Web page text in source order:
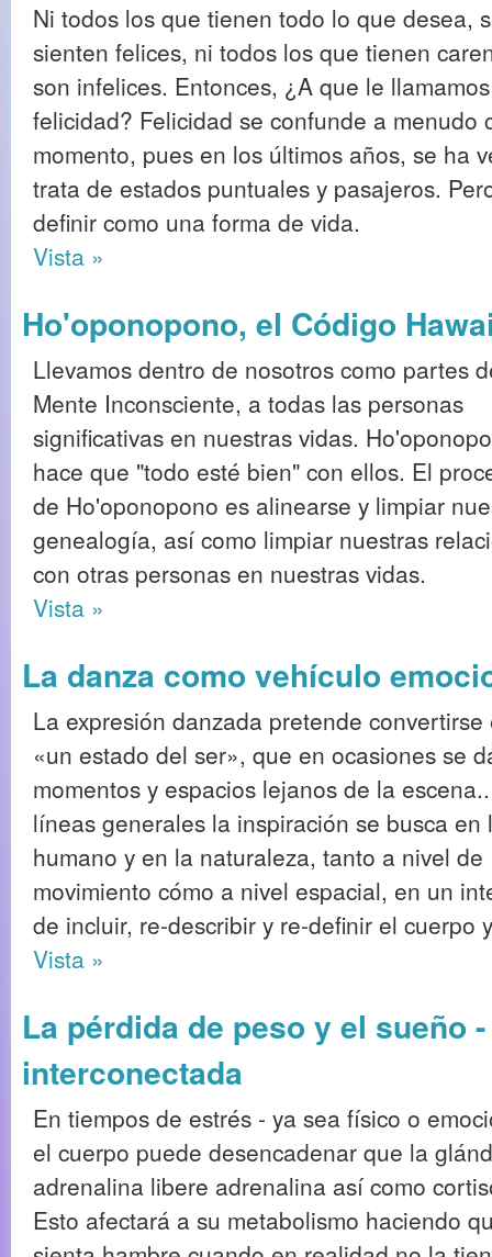
Ni todos los que tienen todo lo que desea,
sienten felices, ni todos los que tienen
son infelices. Entonces, ¿A que le llamamos
felicidad? Felicidad se confunde a menudo
momento, pues en los últimos años, se ha
trata de estados puntuales y pasajeros.
definir como una forma de vida.
Vista »
Ho'oponopono, el Código
Llevamos dentro de nosotros como partes
Mente Inconsciente, a todas las personas
significativas en nuestras vidas.
hace que "todo esté bien" con ellos. El
de Ho'oponopono es alinearse y limpiar
genealogía, así como limpiar nuestras
con otras personas en nuestras vidas.
Vista »
La danza como vehículo
La expresión danzada pretende convertirse
«un estado del ser», que en ocasiones se
momentos y espacios lejanos de la
líneas generales la inspiración se busca en
humano y en la naturaleza, tanto a nivel de
movimiento cómo a nivel espacial, en un
de incluir, re-describir y re-definir el cuerpo
Vista »
La pérdida de peso y el sueño
interconectada
En tiempos de estrés - ya sea físico o
el cuerpo puede desencadenar que la
adrenalina libere adrenalina así como
Esto afectará a su metabolismo haciendo